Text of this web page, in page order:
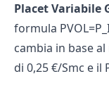
Placet Variabile
formula
cambia in base
di 0,25 €/Smc e il